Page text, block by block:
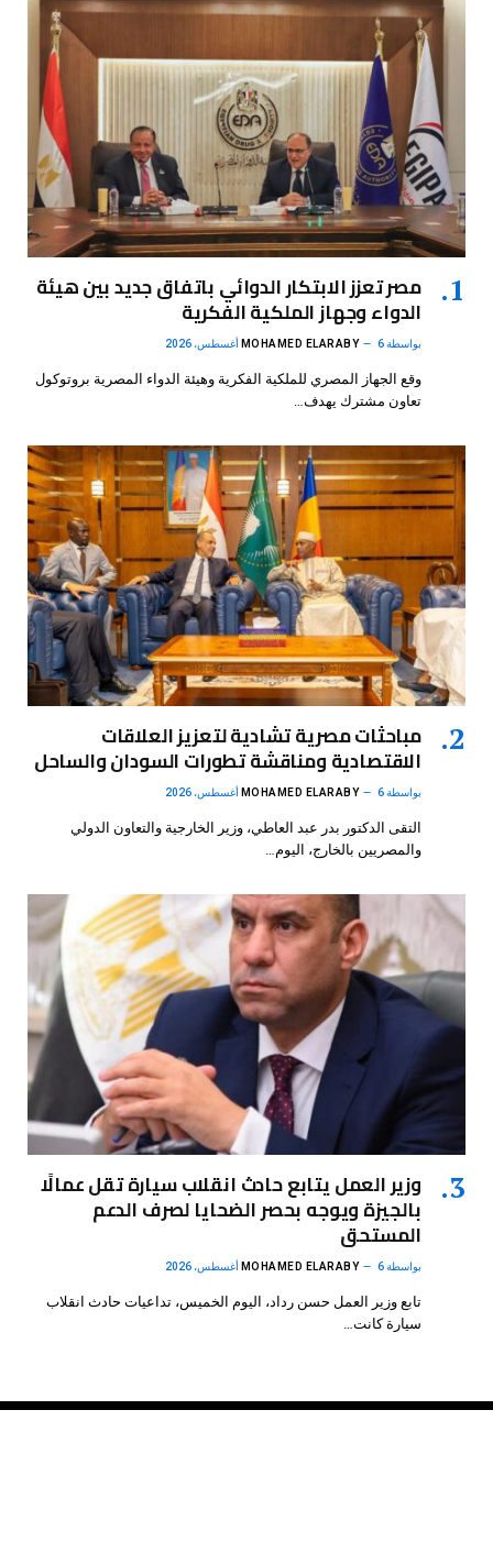
مصر تعزز الابتكار الدوائي باتفاق جديد بين هيئة
الدواء وجهاز الملكية الفكرية
بواسطة MOHAMED ELARABY 6 أغسطس، 2026
وقع الجهاز المصري للملكية الفكرية وهيئة الدواء المصرية بروتوكول
تعاون مشترك يهدف…
مباحثات مصرية تشادية لتعزيز العلاقات
الاقتصادية ومناقشة تطورات السودان والساحل
بواسطة MOHAMED ELARABY 6 أغسطس، 2026
التقى الدكتور بدر عبد العاطي، وزير الخارجية والتعاون الدولي
والمصريين بالخارج، اليوم…
وزير العمل يتابع حادث انقلاب سيارة تقل عمالًا
بالجيزة ويوجه بحصر الضحايا لصرف الدعم
المستحق
بواسطة MOHAMED ELARABY 6 أغسطس، 2026
تابع وزير العمل حسن رداد، اليوم الخميس، تداعيات حادث انقلاب
سيارة كانت…